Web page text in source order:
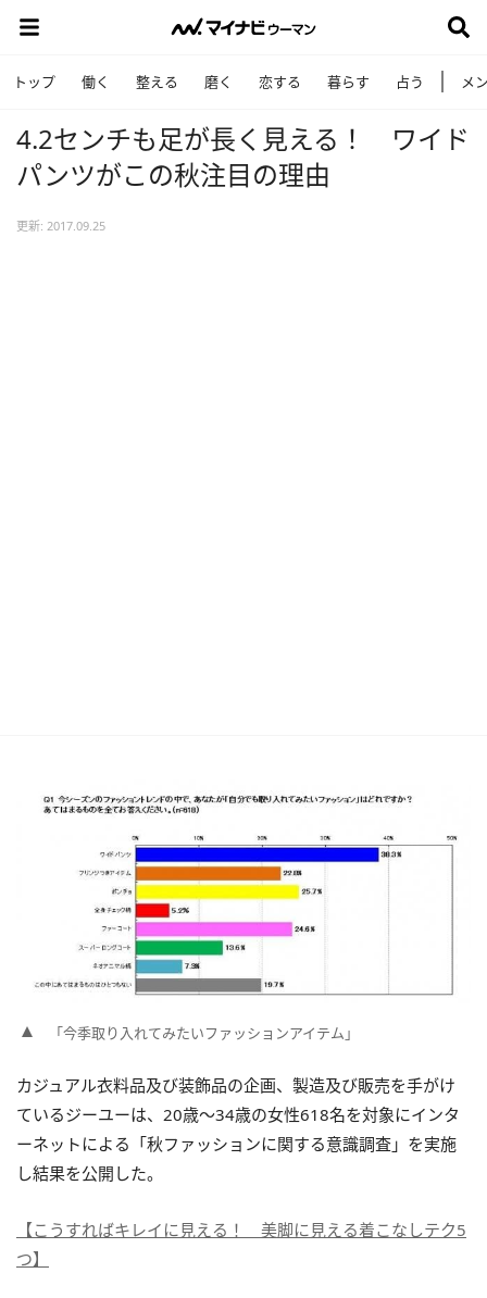
トップ 働く 整える 磨く 恋する 暮らす 占う メ
4.2センチも足が長く見える！ ワイド
パンツがこの秋注目の理由
更新: 2017.09.25
「今季取り入れてみたいファッションアイテム」
カジュアル衣料品及び装飾品の企画、製造及び販売を手がけ
ているジーユーは、20歳～34歳の女性618名を対象にインタ
ーネットによる「秋ファッションに関する意識調査」を実施
し結果を公開した。
【こうすればキレイに見える！ 美脚に見える着こなしテク5
つ】